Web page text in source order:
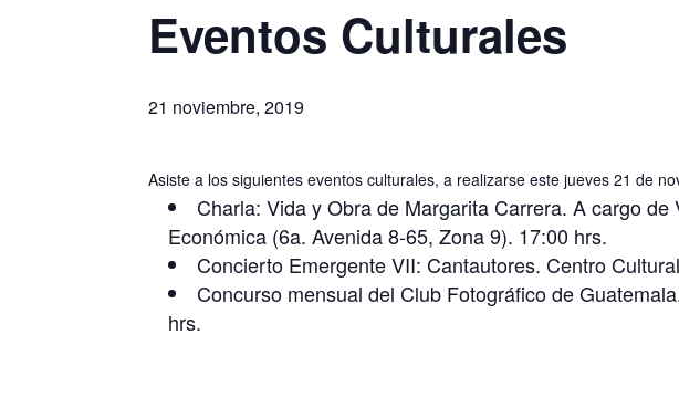
Eventos Culturales
21 noviembre, 2019
Asiste a los siguientes eventos culturales, a realizarse este jueves 21 de
Charla: Vida y Obra de Margarita Carrera. A cargo
Económica (6a. Avenida 8-65, Zona 9). 17:00 hrs.
Concierto Emergente VII: Cantautores. Centro
Concurso mensual del Club Fotográfico de
hrs.